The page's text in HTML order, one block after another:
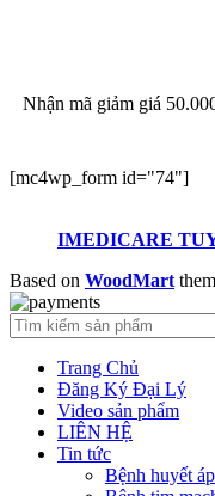
Nhận mã giảm giá
[mc4wp_form id="74"]
IMEDICARE
Based on WoodMart
Trang Chủ
Đăng Ký Đại Lý
Video sản phẩm
LIÊN HỆ
Tin tức
Bệnh huyết áp